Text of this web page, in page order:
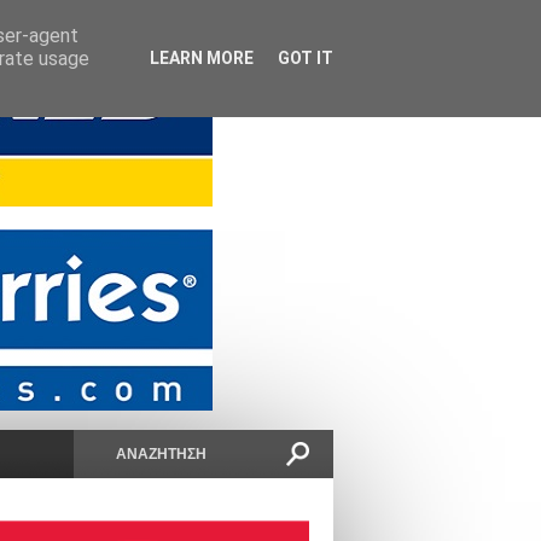
agent
usage
LEARN MORE GOT IT